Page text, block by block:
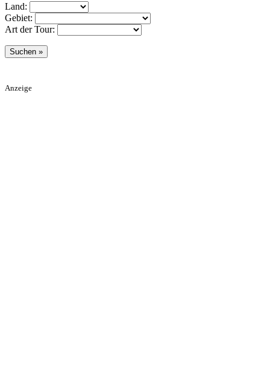
Land:
Gebiet:
Art der Tour:
Anzeige